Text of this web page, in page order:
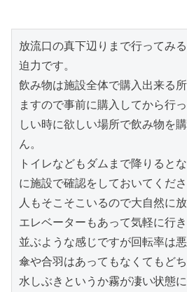
放流口の真下辺りまで行ってみ
迫力です。
飲み物は施設全体で購入出来る
ますので事前に購入してから行
しい時に欲しい場所で飲み物を
ん。
トイレなどもダムまで降りると
に施設で確認をしておいてくださ
人もそこそこいるので大自然に
エレベーターもあって気軽に行き
並ぶような感じですが回転率は
傘や合羽はあってもなくてもど
水しぶきというか霧が凄い状態に